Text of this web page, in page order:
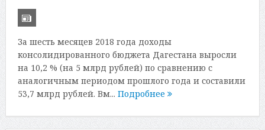
За шесть месяцев 2018 года доходы
консолидированного бюджета Дагестана выросли
на 10,2 % (на 5 млрд рублей) по сравнению с
аналогичным периодом прошлого года и составили
53,7 млрд рублей. Вм... Подробнее